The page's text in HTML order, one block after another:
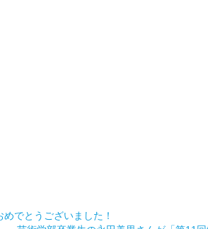
めでとうございました！